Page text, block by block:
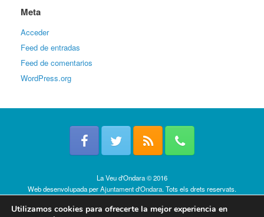
Meta
Acceder
Feed de entradas
Feed de comentarios
WordPress.org
La Veu d'Ondara © 2016
Web desenvolupada perAjuntament d'Ondara. Tots els drets reservats.
Utilizamos cookies para ofrecerte la mejor experiencia en